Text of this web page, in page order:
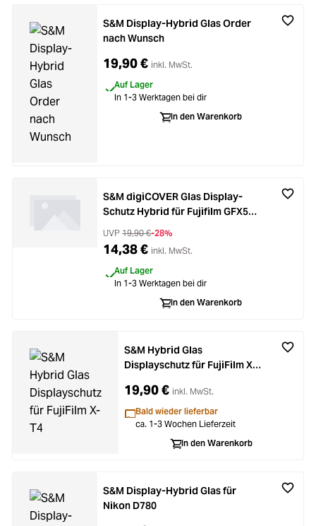
S&M Display-Hybrid Glas Order
nach Wunsch
19,90 € inkl. MwSt.
Auf Lager
In 1-3 Werktagen bei dir
In den Warenkorb
S&M digiCOVER Glas Display-
Schutz Hybrid für Fujifilm GFX50s
UVP 19,90 €-28%
14,38 € inkl. MwSt.
Auf Lager
In 1-3 Werktagen bei dir
In den Warenkorb
S&M Hybrid Glas
Displayschutz für FujiFilm X-
19,90 € inkl. MwSt.
Bald wieder lieferbar
ca. 1-3 Wochen Lieferzeit
In den Warenkorb
S&M Display-Hybrid Glas für
Nikon D780